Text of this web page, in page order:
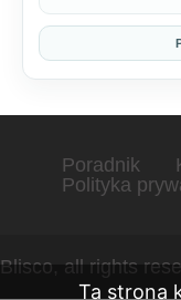
Poradnik
Polityka
Blisco, all rights
Ta strona